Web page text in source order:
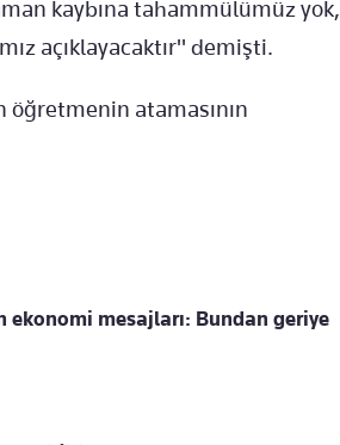
kaybına tahammülümüz yok,
açıklayacaktır" demişti.
öğretmenin atamasının
ekonomi mesajları: Bundan geriye